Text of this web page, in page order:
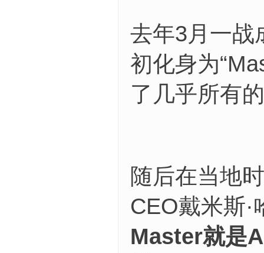
去年3月一战
初化身为
了几乎所有
随后在当地
CEO戴米斯
Master就是